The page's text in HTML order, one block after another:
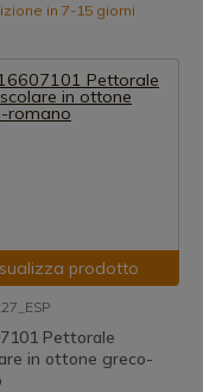
in 7-15 giorni
prodotto
Pettorale
in ottone greco-